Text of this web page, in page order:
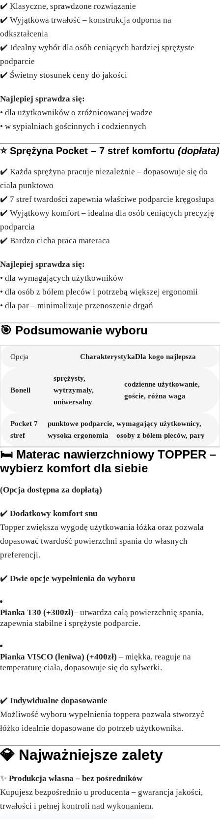
✔️ Klasyczne, sprawdzone rozwiązanie
✔️ Wyjątkowa trwałość – konstrukcja odporna na
odkształcenia
✔️ Idealny wybór dla osób ceniących bardziej sprężyste
podparcie
✔️ Świetny stosunek ceny do jakości
Najlepiej sprawdza się:
• dla użytkowników o zróżnicowanej wadze
• w sypialniach gościnnych i codziennych
⭐ Sprężyna Pocket – 7 stref komfortu (dopłata)
✔️ Każda sprężyna pracuje niezależnie – dopasowuje się do
ciała punktowo
✔️ 7 stref twardości zapewnia właściwe podparcie kręgosłupa
✔️ Wyjątkowy komfort – idealna dla osób ceniących precyzję
podparcia
✔️ Bardzo cicha praca materaca
Najlepiej sprawdza się:
• dla wymagających użytkowników
• dla osób z bólem pleców i potrzebą większej ergonomii
• dla par – minimalizuje przenoszenie drgań
🎯 Podsumowanie wyboru
Opcja CharakterystykaDla kogo najlepsza
Bonell
sprężysty,
wytrzymały,
uniwersalny
codzienne użytkowanie,
goście, różna waga
Pocket 7
stref
punktowe podparcie,
wysoka ergonomia
wymagający użytkownicy,
osoby z bólem pleców, pary
🛏️ Materac nawierzchniowy TOPPER –
wybierz komfort dla siebie
(Opcja dostępna za dopłatą)
✔️ Dodatkowy komfort snu
Topper zwiększa wygodę użytkowania łóżka oraz pozwala
dopasować twardość powierzchni spania do własnych
preferencji.
✔️ Dwie opcje wypełnienia do wyboru
Pianka T30 (+300zł)– utwardza całą powierzchnię spania,
zapewnia stabilne i sprężyste podparcie.
Pianka VISCO (leniwa) (+400zł) – miękka, reaguje na
temperaturę ciała, dopasowuje się do sylwetki.
✔️ Indywidualne dopasowanie
Możliwość wyboru wypełnienia toppera pozwala stworzyć
łóżko idealnie dopasowane do potrzeb użytkownika.
💎 Najważniejsze zalety
✨ Produkcja własna – bez pośredników
Kupujesz bezpośrednio u producenta – gwarancja jakości,
trwałości i pełnej kontroli nad wykonaniem.